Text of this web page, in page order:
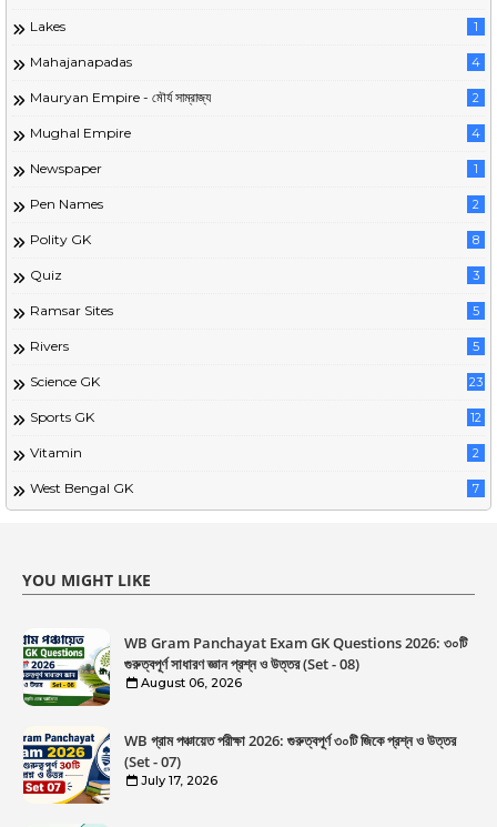
Lakes 1
Mahajanapadas 4
Mauryan Empire - মৌর্য সাম্রাজ্য 2
Mughal Empire 4
Newspaper 1
Pen Names 2
Polity GK 8
Quiz 3
Ramsar Sites 5
Rivers 5
Science GK 23
Sports GK 12
Vitamin 2
West Bengal GK 7
YOU MIGHT LIKE
WB Gram Panchayat Exam GK Questions 2026: ৩০টি
গুরুত্বপূর্ণ সাধারণ জ্ঞান প্রশ্ন ও উত্তর (Set - 08)
August 06, 2026
WB গ্রাম পঞ্চায়েত পরীক্ষা 2026: গুরুত্বপূর্ণ ৩০টি জিকে প্রশ্ন ও উত্তর
(Set - 07)
July 17, 2026